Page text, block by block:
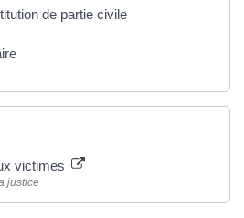
de partie civile
victimes
justice